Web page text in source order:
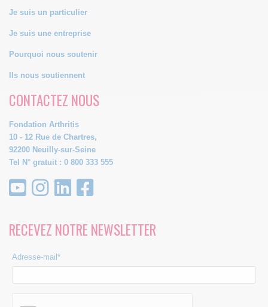
Je suis un particulier
Je suis une entreprise
Pourquoi nous soutenir
Ils nous soutiennent
CONTACTEZ NOUS
Fondation Arthritis
10 - 12 Rue de Chartres,
92200 Neuilly-sur-Seine
Tel N° gratuit : 0 800 333 555
RECEVEZ NOTRE NEWSLETTER
Adresse-mail*